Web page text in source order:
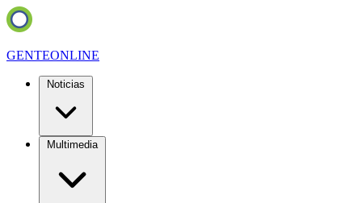
GENTEONLINE
Noticias
Multimedia